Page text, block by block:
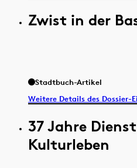
Zwist in der
Stadtbuch-Artikel
Weitere Details des Dossier-
37 Jahre
Kulturleben